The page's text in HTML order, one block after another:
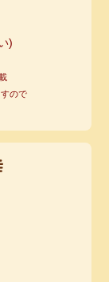
)
ので